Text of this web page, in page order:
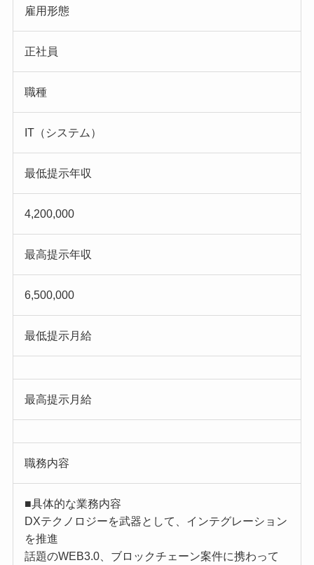
雇用形態
正社員
職種
IT（システム）
最低提示年収
4,200,000
最高提示年収
6,500,000
最低提示月給
最高提示月給
職務内容
■具体的な業務内容
DXテクノロジーを武器として、インテグレーション
を推進
話題のWEB3.0、ブロックチェーン案件に携わって